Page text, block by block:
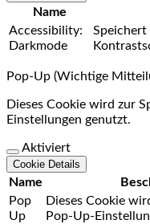
Name
Accessibility:
Darkmode
Speichert
Pop-Up (Wichtige
Dieses Cookie wird zur
Einstellungen genutzt.
Aktiviert
Cookie Details
Name
Pop
Up
Dieses Cookie
Pop-Up-